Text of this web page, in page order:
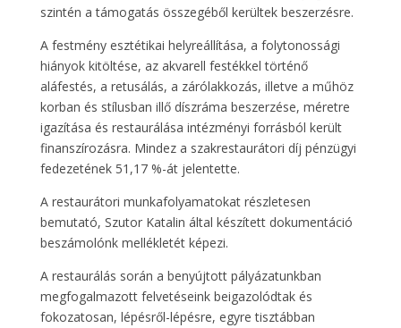
szintén a támogatás összegéből kerültek beszerzésre.
A festmény esztétikai helyreállítása, a folytonossági
hiányok kitöltése, az akvarell festékkel történő
aláfestés, a retusálás, a zárólakkozás, illetve a műhöz
korban és stílusban illő díszráma beszerzése, méretre
igazítása és restaurálása intézményi forrásból került
finanszírozásra. Mindez a szakrestaurátori díj pénzügyi
fedezetének 51,17 %-át jelentette.
A restaurátori munkafolyamatokat részletesen
bemutató, Szutor Katalin által készített dokumentáció
beszámolónk mellékletét képezi.
A restaurálás során a benyújtott pályázatunkban
megfogalmazott felvetéseink beigazolódtak és
fokozatosan, lépésről-lépésre, egyre tisztábban